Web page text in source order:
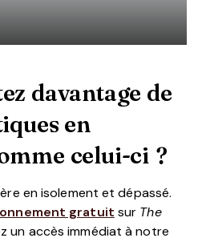
davantage de
en
celui-ci ?
en isolement et dépassé.
gratuit sur The
un accès immédiat à notre